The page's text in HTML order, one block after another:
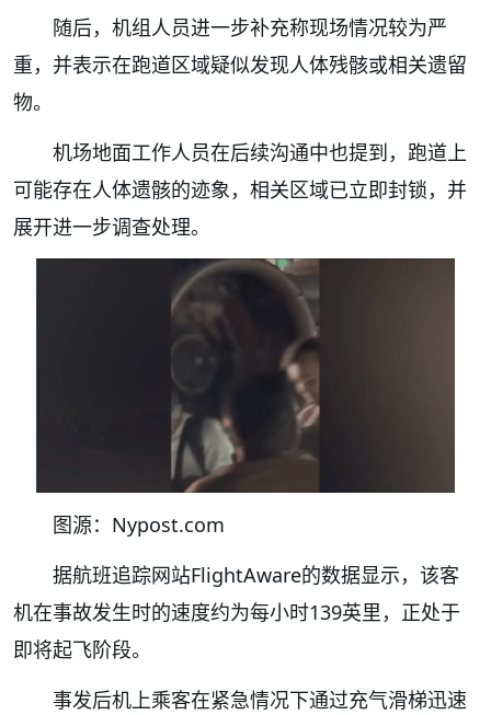
随后，机组人员进一步补充称现场情况较为严
重，并表示在跑道区域疑似发现人体残骸或相关遗留
物。
机场地面工作人员在后续沟通中也提到，跑道上
可能存在人体遗骸的迹象，相关区域已立即封锁，并
展开进一步调查处理。
图源：Nypost.com
据航班追踪网站FlightAware的数据显示，该客
机在事故发生时的速度约为每小时139英里，正处于
即将起飞阶段。
事发后机上乘客在紧急情况下通过充气滑梯迅速